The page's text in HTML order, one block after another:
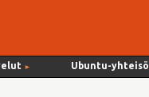
► Ubuntu-yhteisö